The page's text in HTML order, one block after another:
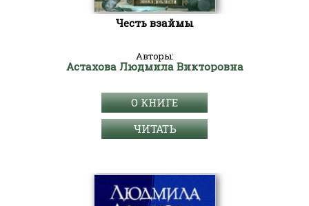
Честь взаймы
Авторы:
Астахова Людмила Викторовна
О КНИГЕ
ЧИТАТЬ